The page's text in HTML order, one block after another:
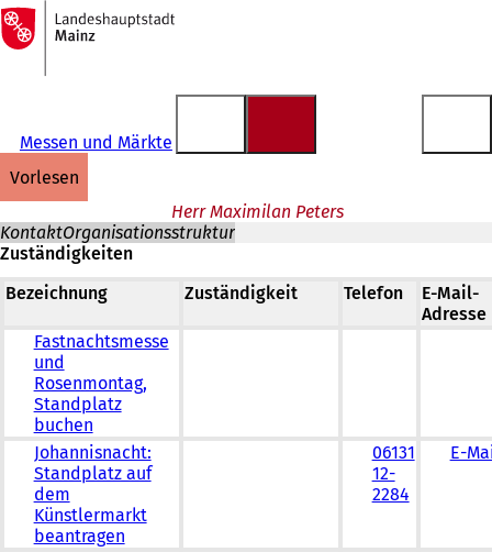
Inhalt anspringen
Zur
Startseite
Messen und Märkte
vorlesen
Herr Maximilan Peters
KontaktOrganisationsstruktur
Zuständigkeiten
Bezeichnung
Zuständigkeit Telefon
E-Mail-
Adresse
Fastnachtsmesse
und
Rosenmontag,
Standplatz
buchen
Johannisnacht:
Standplatz auf
dem
Künstlermarkt
beantragen
06131
12-
2284
E-